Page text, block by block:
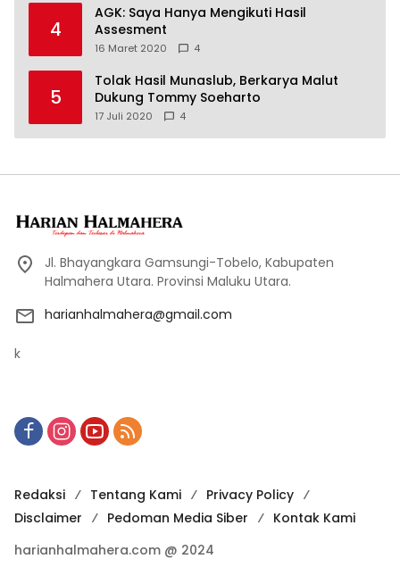
4
AGK: Saya Hanya Mengikuti Hasil
Assesment
16 Maret 2020 4
5
Tolak Hasil Munaslub, Berkarya Malut
Dukung Tommy Soeharto
17 Juli 2020 4
Jl. Bhayangkara Gamsungi-Tobelo, Kabupaten
Halmahera Utara. Provinsi Maluku Utara.
harianhalmahera@gmail.com
k
Redaksi Tentang Kami
Privacy Policy
Disclaimer
Pedoman Media Siber
Kontak Kami
harianhalmahera.com @ 2024